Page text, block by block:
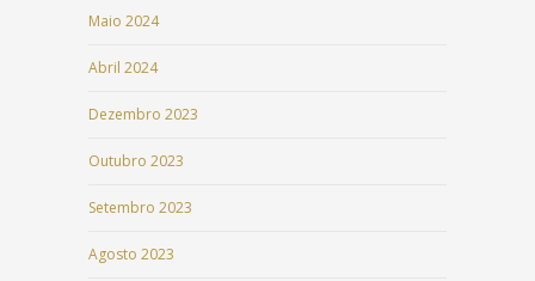
Maio 2024
Abril 2024
Dezembro 2023
Outubro 2023
Setembro 2023
Agosto 2023